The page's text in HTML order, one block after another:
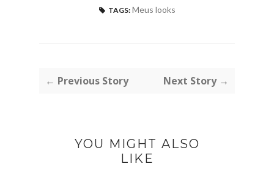
TAGS: Meus looks
← Previous Story Next Story →
YOU MIGHT ALSO
LIKE